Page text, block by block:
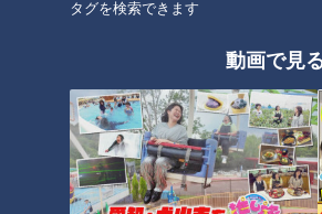
タグを検索できます
動画で見
餃子に味噌土手、創業１００年
のグルメを大特集！長く愛され
ング】
タグ
グルメ ジャッキー飯店 中華